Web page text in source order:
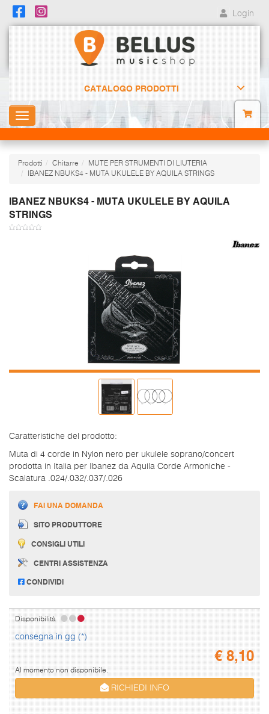
Login
CATALOGO PRODOTTI
Toggle
navigation
Prodotti Chitarre
MUTE PER STRUMENTI DI LIUTERIA
IBANEZ NBUKS4 - MUTA UKULELE BY AQUILA STRINGS
IBANEZ NBUKS4 - MUTA UKULELE BY AQUILA
STRINGS
Caratteristiche del prodotto:
Muta di 4 corde in Nylon nero per ukulele soprano/concert
prodotta in Italia per Ibanez da Aquila Corde Armoniche -
Scalatura .024/.032/.037/.026
FAI UNA DOMANDA
SITO PRODUTTORE
CONSIGLI UTILI
CENTRI ASSISTENZA
CONDIVIDI
Disponibilità
consegna in gg (*)
€8,10
Al momento non disponibile.
RICHIEDI INFO